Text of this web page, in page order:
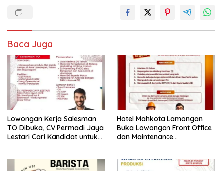
Baca Juga
Lowongan Kerja Salesman
TO Dibuka, CV Permadi Jaya
Lestari Cari Kandidat untuk
Hotel Mahkota Lamongan
Buka Lowongan Front Office
dan Maintenance